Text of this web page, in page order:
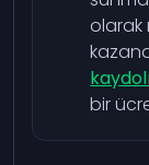
olarak
bir